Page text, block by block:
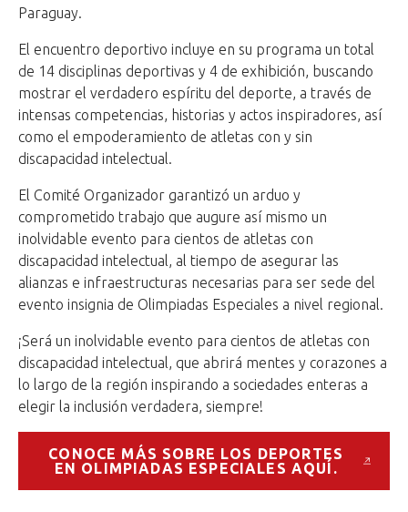
Paraguay.
El encuentro deportivo incluye en su programa un total
de 14 disciplinas deportivas y 4 de exhibición, buscando
mostrar el verdadero espíritu del deporte, a través de
intensas competencias, historias y actos inspiradores, así
como el empoderamiento de atletas con y sin
discapacidad intelectual.
El Comité Organizador garantizó un arduo y
comprometido trabajo que augure así mismo un
inolvidable evento para cientos de atletas con
discapacidad intelectual, al tiempo de asegurar las
alianzas e infraestructuras necesarias para ser sede del
evento insignia de Olimpiadas Especiales a nivel regional.
¡Será un inolvidable evento para cientos de atletas con
discapacidad intelectual, que abrirá mentes y corazones a
lo largo de la región inspirando a sociedades enteras a
elegir la inclusión verdadera, siempre!
CONOCE MÁS SOBRE LOS DEPORTES
EN OLIMPIADAS ESPECIALES AQUÍ.